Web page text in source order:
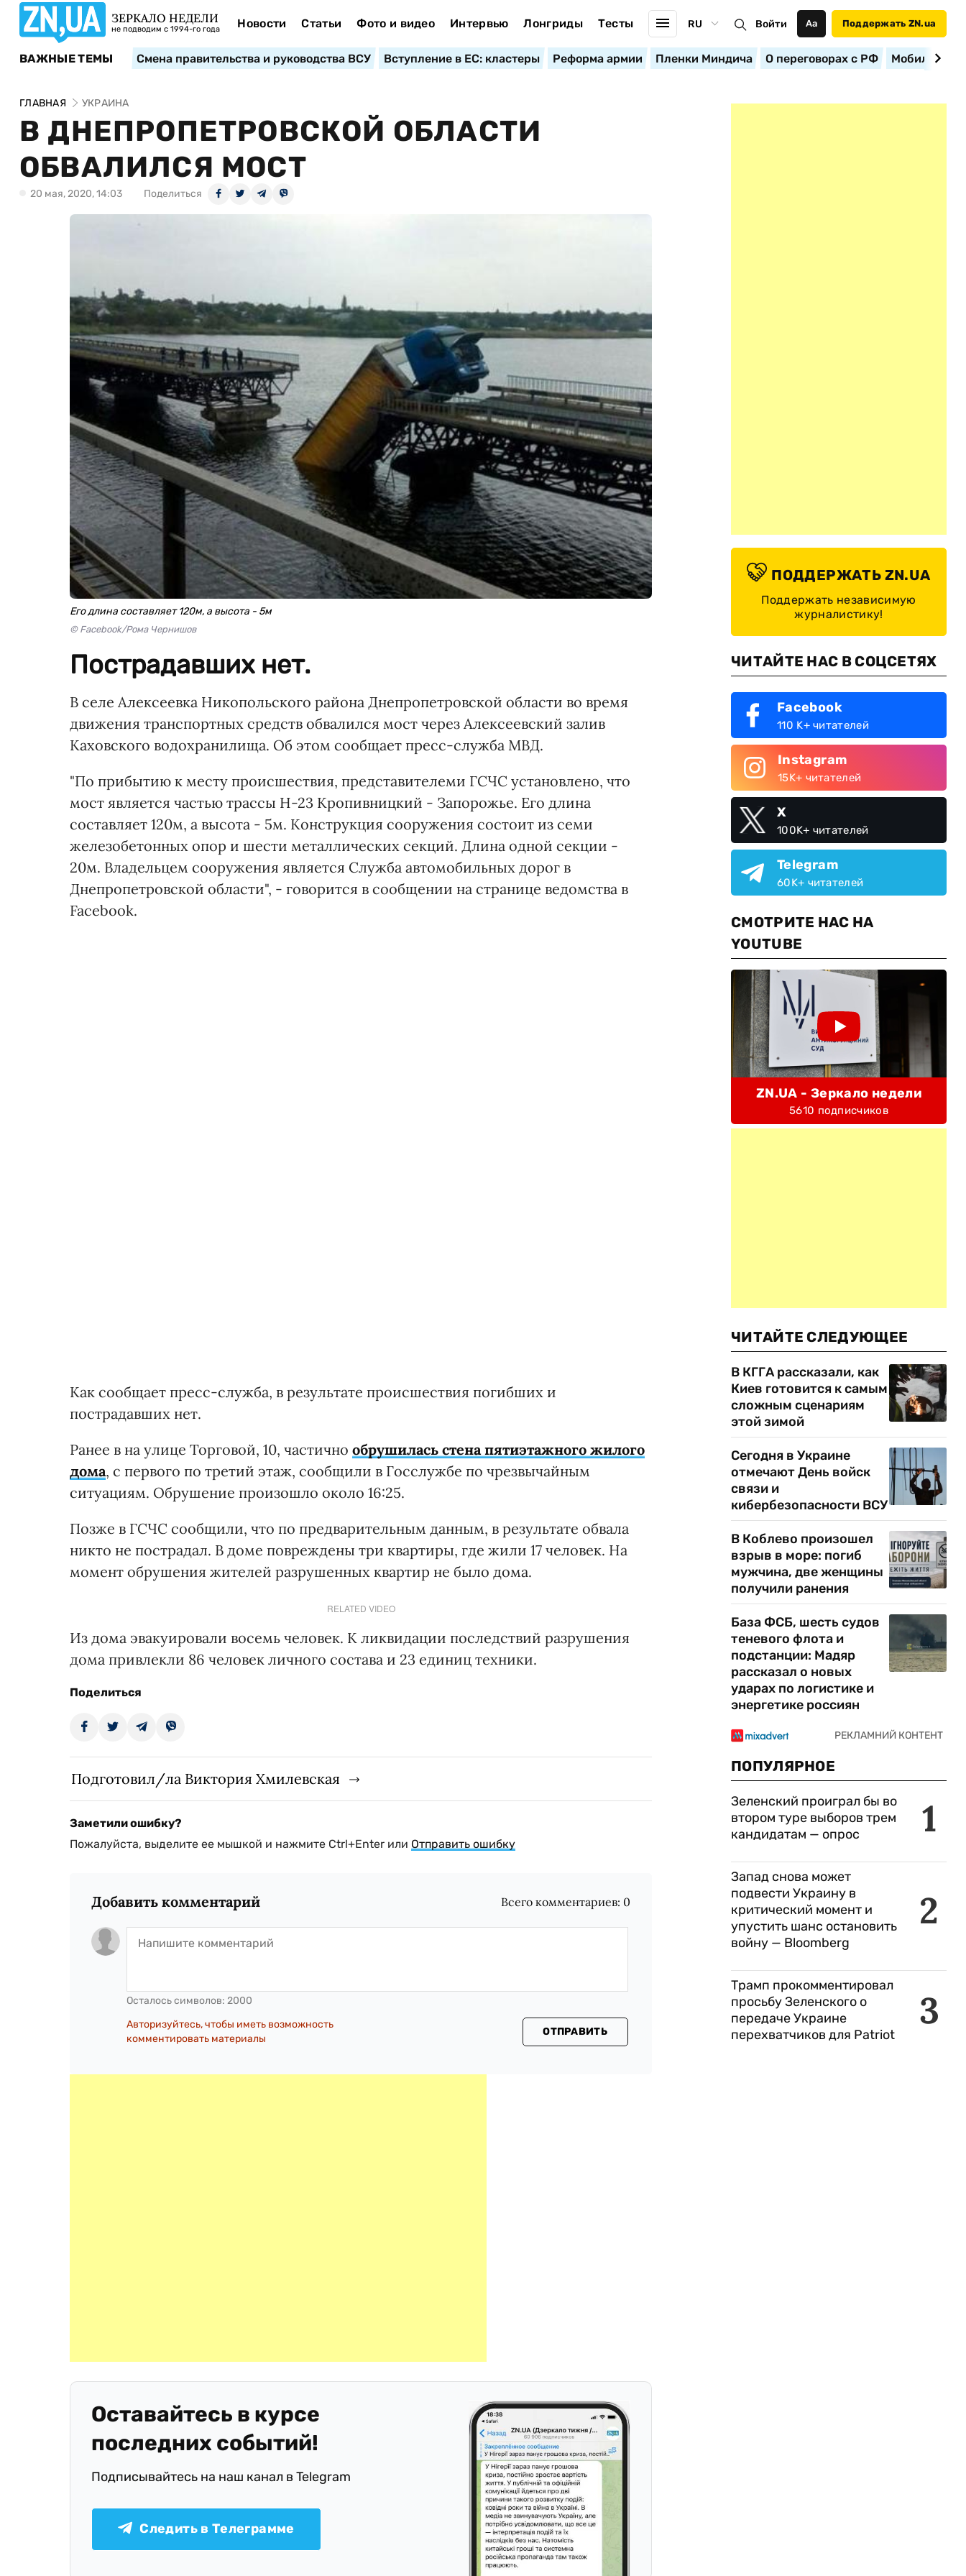
ЗЕРКАЛО НЕДЕЛИ
не подводим с 1994-го года Новости Статьи Фото и видео Интервью Лонгриды Тесты RU Войти Аа Поддержать ZN.ua
ВАЖНЫЕ ТЕМЫ Смена правительства и руководства ВСУ Вступление в ЕС: кластеры Реформа армии Пленки Миндича О переговорах с РФ
ГЛАВНАЯ УКРАИНА
В ДНЕПРОПЕТРОВСКОЙ ОБЛАСТИ
ОБВАЛИЛСЯ МОСТ
20 мая, 2020, 14:03 Поделиться
Его длина составляет 120м, а высота - 5м
© Facebook/Рома Чернишов
Пострадавших нет.
В селе Алексеевка Никопольского района Днепропетровской области во время
движения транспортных средств обвалился мост через Алексеевский залив
Каховского водохранилища. Об этом сообщает пресс-служба МВД.
"По прибытию к месту происшествия, представителеми ГСЧС установлено, что
мост является частью трассы Н-23 Кропивницкий - Запорожье. Его длина
составляет 120м, а высота - 5м. Конструкция сооружения состоит из семи
железобетонных опор и шести металлических секций. Длина одной секции -
20м. Владельцем сооружения является Служба автомобильных дорог в
Днепропетровской области", - говорится в сообщении на странице ведомства в
Facebook.
Как сообщает пресс-служба, в результате происшествия погибших и
пострадавших нет.
Ранее в на улице Торговой, 10, частично обрушилась стена пятиэтажного жилого
дома, с первого по третий этаж, сообщили в Госслужбе по чрезвычайным
ситуациям. Обрушение произошло около 16:25.
Позже в ГСЧС сообщили, что по предварительным данным, в результате обвала
никто не пострадал. В доме повреждены три квартиры, где жили 17 человек. На
момент обрушения жителей разрушенных квартир не было дома.
RELATED VIDEO
Из дома эвакуировали восемь человек. К ликвидации последствий разрушения
дома привлекли 86 человек личного состава и 23 единиц техники.
Поделиться
Подготовил/ла Виктория Хмилевская
Заметили ошибку?
Пожалуйста, выделите ее мышкой и нажмите Ctrl+Enter или Отправить ошибку
Добавить комментарий Всего комментариев: 0
Осталось символов: 2000
Авторизуйтесь, чтобы иметь возможность
комментировать материалы
ОТПРАВИТЬ
Оставайтесь в курсе
последних событий!
Подписывайтесь на наш канал в Telegram
Следить в Телеграмме
ПОДДЕРЖАТЬ ZN.UA
Поддержать независимую
журналистику!
ЧИТАЙТЕ НАС В СОЦСЕТЯХ
Facebook
110 K+ читателей
Instagram
15K+ читателей
X
100K+ читателей
Telegram
60K+ читателей
СМОТРИТЕ НАС НА
YOUTUBE
ZN.UA - Зеркало недели
5610 подписчиков
ЧИТАЙТЕ СЛЕДУЮЩЕЕ
В КГГА рассказали, как
Киев готовится к самым
сложным сценариям
этой зимой
Сегодня в Украине
отмечают День войск
связи и
кибербезопасности ВСУ
В Коблево произошел
взрыв в море: погиб
мужчина, две женщины
получили ранения
База ФСБ, шесть судов
теневого флота и
подстанции: Мадяр
рассказал о новых
ударах по логистике и
энергетике россиян
ПОПУЛЯРНОЕ
1
Зеленский проиграл бы во
втором туре выборов трем
кандидатам — опрос
2
Запад снова может
подвести Украину в
критический момент и
упустить шанс остановить
войну — Bloomberg
3
Трамп прокомментировал
просьбу Зеленского о
передаче Украине
перехватчиков для Patriot